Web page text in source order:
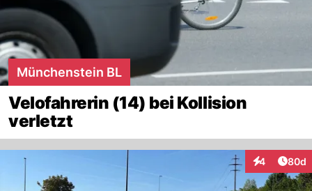
Münchenstein BL
Velofahrerin (14) bei Kollision
verletzt
4
Interaktionen
80d